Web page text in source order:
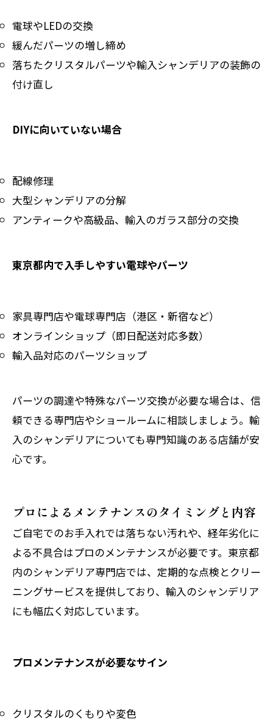
電球やLEDの交換
緩んだパーツの増し締め
落ちたクリスタルパーツや輸入シャンデリアの装飾の
付け直し
DIYに向いていない場合
配線修理
大型シャンデリアの分解
アンティークや高級品、輸入のガラス部分の交換
東京都内で入手しやすい電球やパーツ
家具専門店や電球専門店（港区・新宿など）
オンラインショップ（即日配送対応多数）
輸入品対応のパーツショップ
パーツの調達や特殊なパーツ交換が必要な場合は、信
頼できる専門店やショールームに相談しましょう。輸
入のシャンデリアについても専門知識のある店舗が安
心です。
プロによるメンテナンスのタイミングと内容
ご自宅でのお手入れでは落ちない汚れや、経年劣化に
よる不具合はプロのメンテナンスが必要です。東京都
内のシャンデリア専門店では、定期的な点検とクリー
ニングサービスを提供しており、輸入のシャンデリア
にも幅広く対応しています。
プロメンテナンスが必要なサイン
クリスタルのくもりや変色